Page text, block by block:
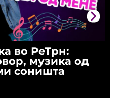
во РеТрн:
музика од
соништа